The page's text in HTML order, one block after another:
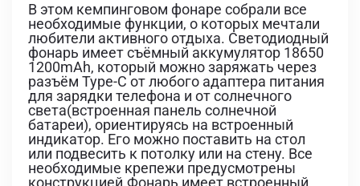
В этом кемпинговом фонаре собрали все
необходимые функции, о которых мечтали
любители активного отдыха. Светодиодный
фонарь имеет съёмный аккумулятор 18650
1200mAh, который можно заряжать через
разъём Type-C от любого адаптера питания
для зарядки телефона и от солнечного
света(встроенная панель солнечной
батареи), ориентируясь на встроенный
индикатор. Его можно поставить на стол
или подвесить к потолку или на стену. Все
необходимые крепежи предусмотрены
конструкцией.Фонарь имеет встроенный